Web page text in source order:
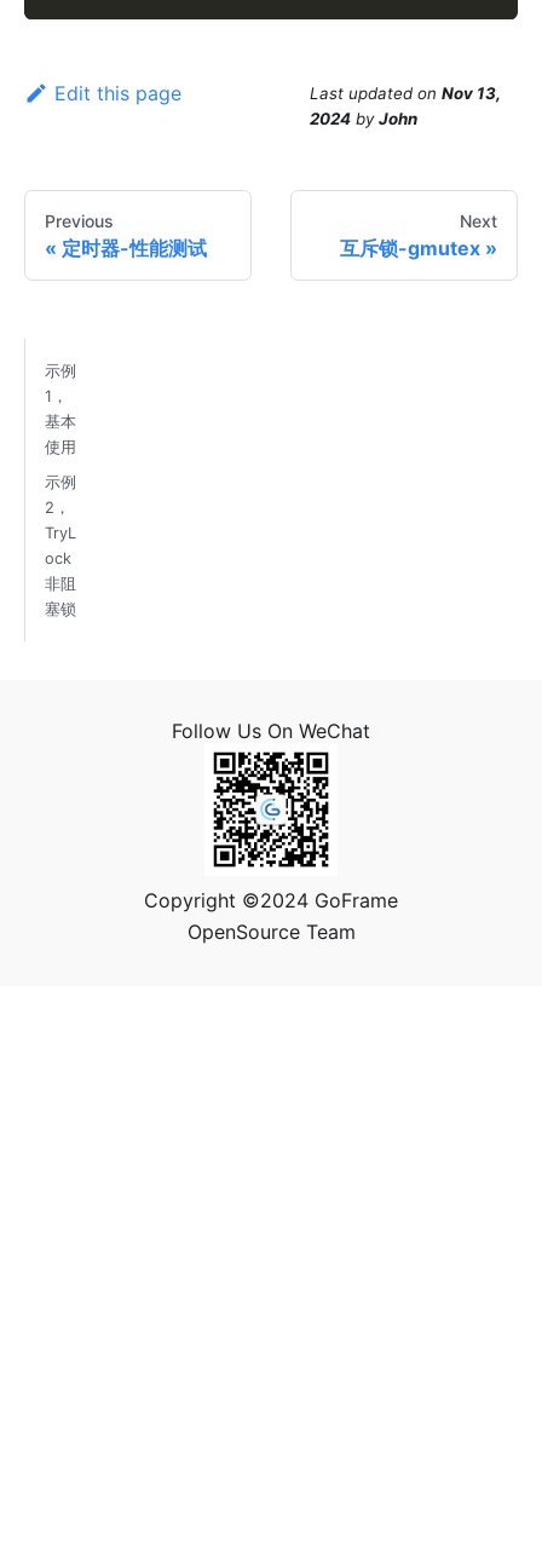
Edit this page Last updated on Nov 13,
2024 byJohn
Previous
定时器-性能测试
Next
互斥锁-gmutex
示例
1，
基本
使用
示例
2，
TryL
ock
非阻
塞锁
Follow Us On WeChat
Copyright ©2024 GoFrame
OpenSource Team